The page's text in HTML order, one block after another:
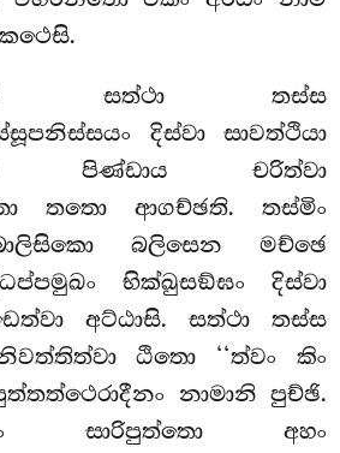
සත්ථා තස්ස
දිස්වා සාවත්ථියා
පිණ්ඩාය චරිත්වා
තතො ආගච්ඡති. තස්මිං
බලිසෙන මච්ඡෙ
භික්ඛුසඞ්ඝං දිස්වා
අට්ඨාසි. සත්ථා තස්ස
ඨිතො ‘‘ත්වං කිං
නාමානි පුච්ඡි.
සාරිපුත්තො අහං